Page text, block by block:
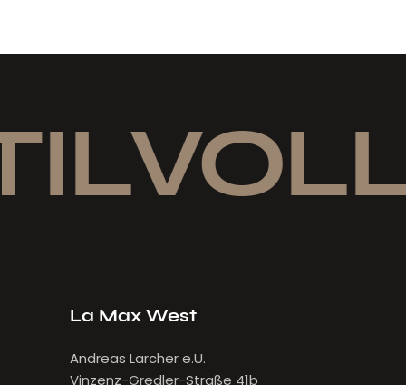
La Max West
Andreas Larcher e.U.
Vinzenz-Gredler-Straße 41b